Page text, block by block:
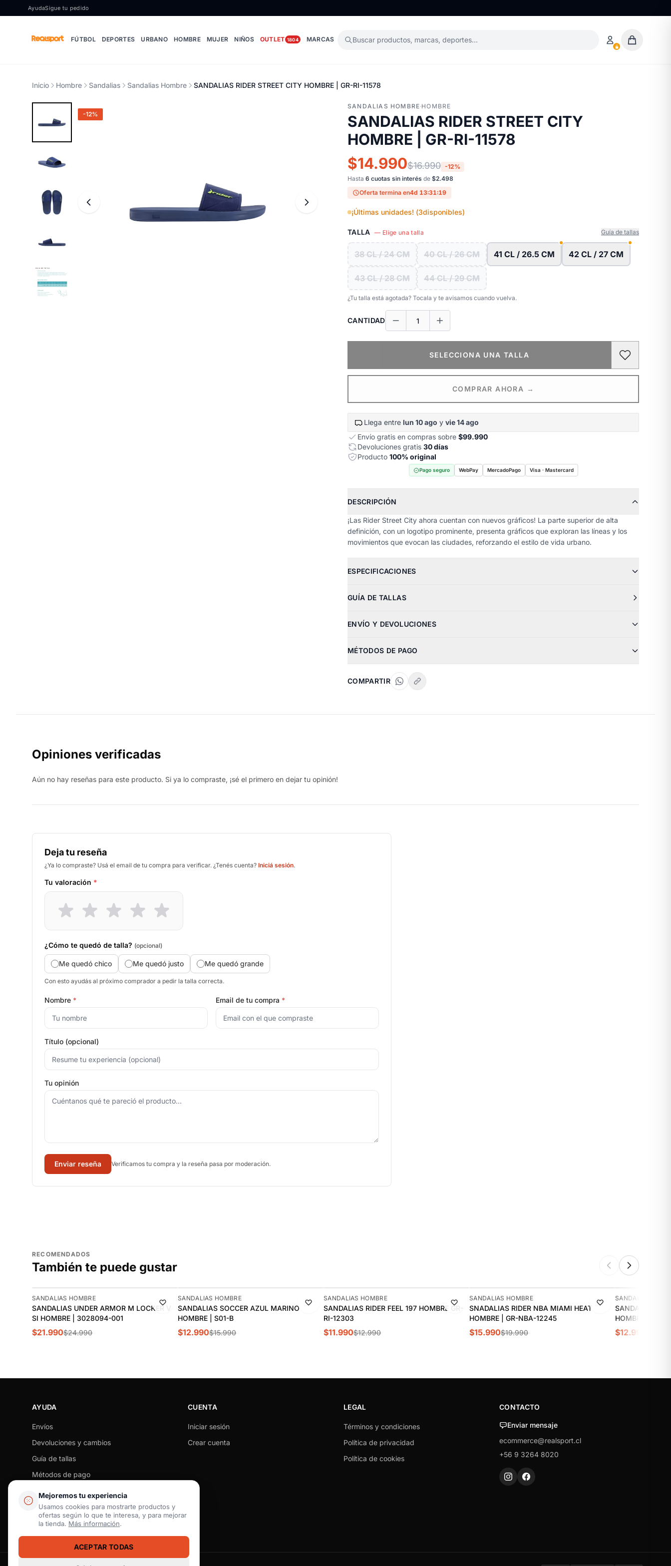
Ir al contenido
Mejoremos tu experiencia
Usamos cookies para mostrarte productos y
ofertas según lo que te interesa, y para mejorar
la tienda. Más información.
ACEPTAR TODAS
AyudaSigue tu pedido
FÚTBOL DEPORTES URBANO HOMBRE MUJER NIÑOS OUTLET 1804 MARCAS Buscar productos, marcas, deportes…
Inicio Hombre Sandalias Sandalias Hombre SANDALIAS RIDER STREET CITY HOMBRE | GR-RI-11578
-12%
SANDALIAS HOMBRE·HOMBRE
SANDALIAS RIDER STREET CITY
HOMBRE | GR-RI-11578
$14.990$16.990 -12%
Hasta 6 cuotas sin interés de $2.498
Oferta termina en4d 13:31:18
¡Últimas unidades! (3disponibles)
TALLA — Elige una talla Guía de tallas
38 CL / 24 CM 40 CL / 26 CM 41 CL / 26.5 CM 42 CL / 27 CM
43 CL / 28 CM 44 CL / 29 CM
¿Tu talla está agotada? Tocala y te avisamos cuando vuelva.
CANTIDAD
SELECCIONA UNA TALLA
COMPRAR AHORA →
Llega entre lun 10 ago y vie 14 ago
Envío gratis en compras sobre $99.990
Devoluciones gratis 30 días
Producto 100% original
Pago seguro WebPay MercadoPago Visa · Mastercard
DESCRIPCIÓN
¡Las Rider Street City ahora cuentan con nuevos gráficos! La parte superior de alta
definición, con un logotipo prominente, presenta gráficos que exploran las líneas y los
movimientos que evocan las ciudades, reforzando el estilo de vida urbano.
ESPECIFICACIONES
GUÍA DE TALLAS
ENVÍO Y DEVOLUCIONES
MÉTODOS DE PAGO
COMPARTIR
Opiniones verificadas
Aún no hay reseñas para este producto. Si ya lo compraste, ¡sé el primero en dejar tu opinión!
Deja tu reseña
¿Ya lo compraste? Usá el email de tu compra para verificar. ¿Tenés cuenta? Iniciá sesión.
Tu valoración *
¿Cómo te quedó de talla? (opcional)
Me quedó chico Me quedó justo Me quedó grande
Con esto ayudás al próximo comprador a pedir la talla correcta.
Nombre * Email de tu compra *
Título (opcional)
Tu opinión
Enviar reseña Verificamos tu compra y la reseña pasa por moderación.
RECOMENDADOS
También te puede gustar
-12%
SANDALIAS HOMBRE
SANDALIAS UNDER ARMOR M LOCKER V
SI HOMBRE | 3028094-001
$21.990$24.990
-19%
SANDALIAS HOMBRE
SANDALIAS SOCCER AZUL MARINO
HOMBRE | S01-B
$12.990$15.990
-8%
SANDALIAS HOMBRE
SANDALIAS RIDER FEEL 197 HOMBRE GR-
RI-12303
$11.990$12.990
-20%
SANDALIAS HOMBRE
SNADALIAS RIDER NBA MIAMI HEAT
HOMBRE | GR-NBA-12245
$15.990$19.990
-13%
SANDALIAS
SANDALIAS
HOMBRE | GR-
$12.990
AYUDA
Envíos
Devoluciones y cambios
Guía de tallas
Métodos de pago
Preguntas frecuentes
Contacto
CUENTA
Iniciar sesión
Crear cuenta
LEGAL
Términos y condiciones
Política de privacidad
Política de cookies
CONTACTO
Enviar mensaje
ecommerce@realsport.cl
+56 9 3264 8020